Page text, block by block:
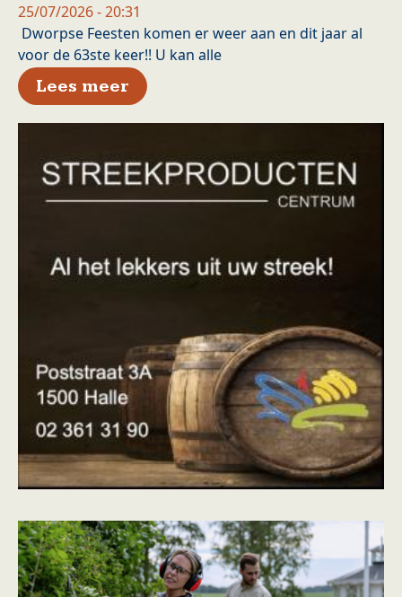
25/07/2026 - 20:31
Dworpse Feesten komen er weer aan en dit jaar al
voor de 63ste keer!! U kan alle
Lees meer over Dworpse Feesten